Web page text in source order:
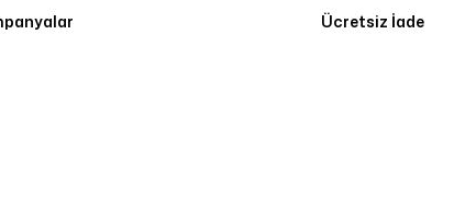
Ücretsiz İade